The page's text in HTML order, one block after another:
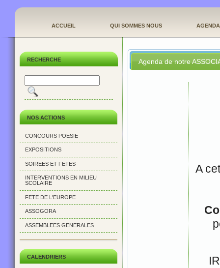
Agenda de notre
A
ACCUEIL QUI SOMMES NOUS AGENDA
RECHERCHE
NOS ACTIONS
CONCOURS POESIE
EXPOSITIONS
SOIREES ET FETES
INTERVENTIONS EN MILIEU
SCOLAIRE
FETE DE L'EUROPE
ASSOGORA
ASSEMBLEES GENERALES
CALENDRIERS